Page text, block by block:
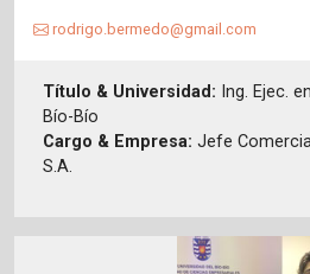
rodrigo.bermedo@gmail.com
Título & Universidad: Ing. Ejec.
Bío-Bío
Cargo & Empresa: Jefe
S.A.